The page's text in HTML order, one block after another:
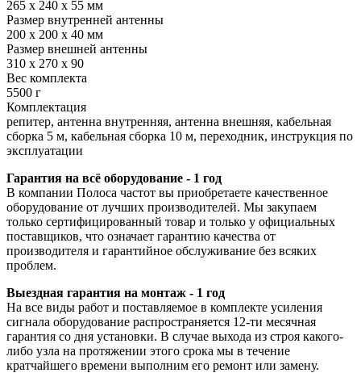
265 x 240 x 55 мм
Размер внутренней антенны
200 x 200 x 40 мм
Размер внешней антенны
310 х 270 х 90
Вес комплекта
5500 г
Комплектация
репитер, антенна внутренняя, антенна внешняя, кабельная
сборка 5 м, кабельная сборка 10 м, переходник, инструкция по
эксплуатации
Гарантия на всё оборудование - 1 год
В компании Полоса частот вы приобретаете качественное
оборудование от лучших производителей. Мы закупаем
только сертифицированный товар и только у официальных
поставщиков, что означает гарантию качества от
производителя и гарантийное обслуживание без всяких
проблем.
Выездная гарантия на монтаж - 1 год
На все виды работ и поставляемое в комплекте усиления
сигнала оборудование распространяется 12-ти месячная
гарантия со дня установки. В случае выхода из строя какого-
либо узла на протяжении этого срока мы в течение
кратчайшего времени выполним его ремонт или замену.